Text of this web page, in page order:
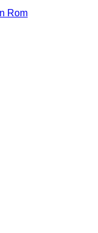
Rom